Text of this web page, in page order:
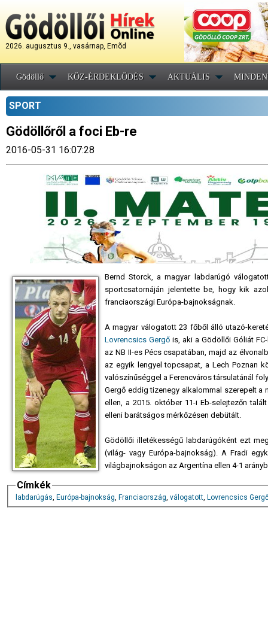
2026. augusztus 9., vasárnap, Emõd
Gödöllő KÖZ-ÉRDEKLŐDÉS AKTUÁLIS
SPORT
Gödöllőről a foci Eb-re
2016-05-31 16:07:28
Bernd Storck, a magyar labdarúgó
sportcsatornáján jelentette be, hogy kik
franciaországi Európa-bajnokságnak.
A magyar válogatott 23 főből álló utazó-
Lovrencsics Gergőis, aki a Gödöllői Góliát
az NB II-es Pécs csapatában, majd az
az egyik lengyel topcsapat, a Lech Poznan
valószínűséggel a Ferencváros társulatánál
Gergő eddig tizenegy alkalommal szerepelt
ellen, a 2015. október 11-i Eb-selejtezőn
elleni barátságos mérkőzésen debütált.
Gödöllői illetékességű labdarúgóként ezt
(világ- vagy Európa-bajnokság). A Fradi
világbajnokságon az Argentína ellen 4-1
Címkék
labdarúgás, Európa-bajnokság, Franciaország, válogatott, Lovrencsics